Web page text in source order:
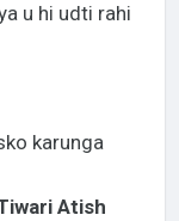
u hi udti rahi
karunga
Atish